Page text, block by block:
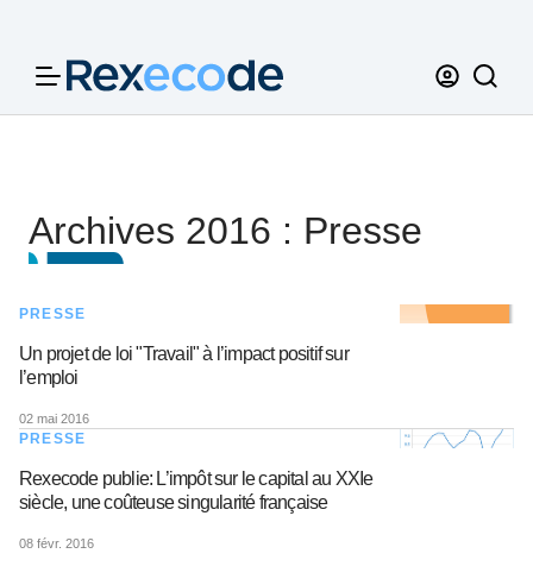
Archives 2016 : Presse
PRESSE
Un projet de loi "Travail" à l’impact positif sur
l’emploi
02 mai 2016
PRESSE
Rexecode publie: L’impôt sur le capital au XXIe
siècle, une coûteuse singularité française
08 févr. 2016